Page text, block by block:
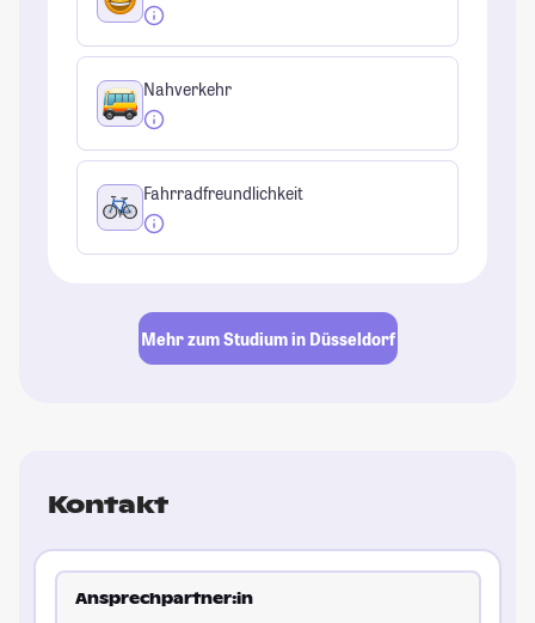
Nahverkehr
Fahrradfreundlichkeit
Mehr zum Studium in Düsseldorf
Kontakt
Ansprechpartner:in